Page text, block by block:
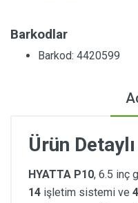
Barkodlar
Barkod: 4420599
Ürün
HYATTA P10, 6.5 inç
14 işletim sistemi ve